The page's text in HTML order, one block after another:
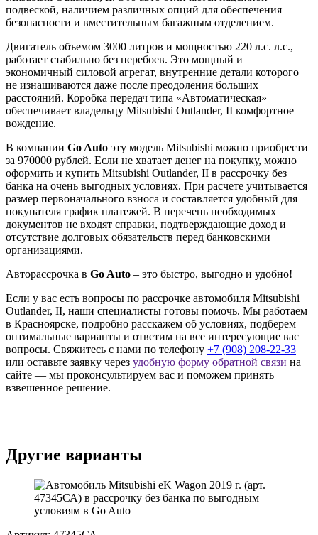
подвеской, наличием различных опций для обеспечения
безопасности и вместительным багажным отделением.
Двигатель объемом 3000 литров и мощностью 220 л.с. л.с.,
работает стабильно без перебоев. Это мощный и
экономичный силовой агрегат, внутренние детали которого
не изнашиваются даже после преодоления больших
расстояний. Коробка передач типа «Автоматическая»
обеспечивает владельцу Mitsubishi Outlander, II комфортное
вождение.
В компании Go Auto эту модель Mitsubishi можно приобрести
за 970000 рублей. Если не хватает денег на покупку, можно
оформить и купить Mitsubishi Outlander, II в рассрочку без
банка на очень выгодных условиях. При расчете учитывается
размер первоначального взноса и составляется удобный для
покупателя график платежей. В перечень необходимых
документов не входят справки, подтверждающие доход и
отсутствие долговых обязательств перед банковскими
организациями.
Авторассрочка в Go Auto – это быстро, выгодно и удобно!
Если у вас есть вопросы по рассрочке автомобиля Mitsubishi
Outlander, II, наши специалисты готовы помочь. Мы работаем
в Красноярске, подробно расскажем об условиях, подберем
оптимальные варианты и ответим на все интересующие вас
вопросы. Свяжитесь с нами по телефону +7 (908) 208-22-33
или оставьте заявку через удобную форму обратной связи на
сайте — мы проконсультируем вас и поможем принять
взвешенное решение.
Другие варианты